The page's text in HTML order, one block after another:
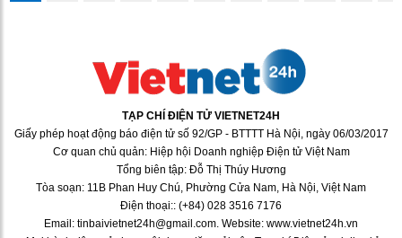
TẠP CHÍ ĐIỆN TỬ VIETNET24H
Giấy phép hoạt động báo điện tử số 92/GP - BTTTT Hà Nội, ngày 06/03/2017
Cơ quan chủ quản: Hiệp hội Doanh nghiệp Điện tử Việt Nam
Tổng biên tập: Đỗ Thị Thúy Hương
Tòa soạn: 11B Phan Huy Chú, Phường Cửa Nam, Hà Nội, Việt Nam
Điện thoại:: (+84) 028 3516 7176
Email: tinbaivietnet24h@gmail.com. Website: www.vietnet24h.vn